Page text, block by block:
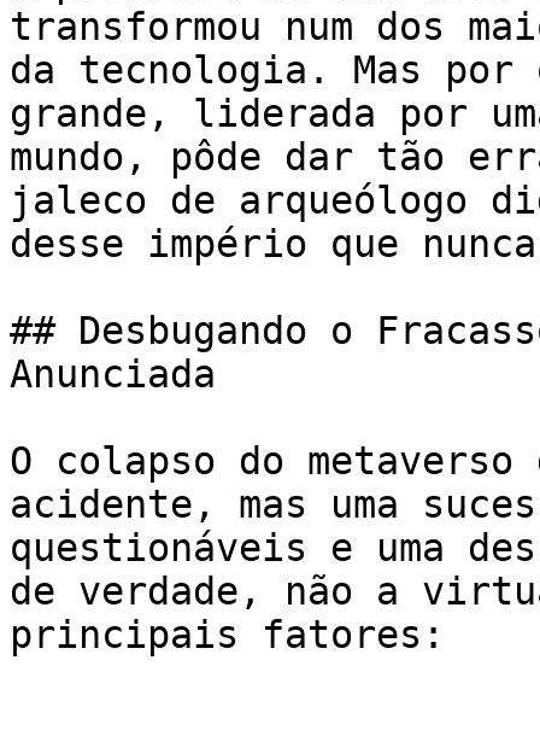
transformou num dos
da tecnologia. Mas por
grande, liderada por
mundo, pôde dar tão
jaleco de arqueólogo
desse império que
## Desbugando o
Anunciada
O colapso do
acidente, mas uma
questionáveis e uma
de verdade, não a
principais fatores: